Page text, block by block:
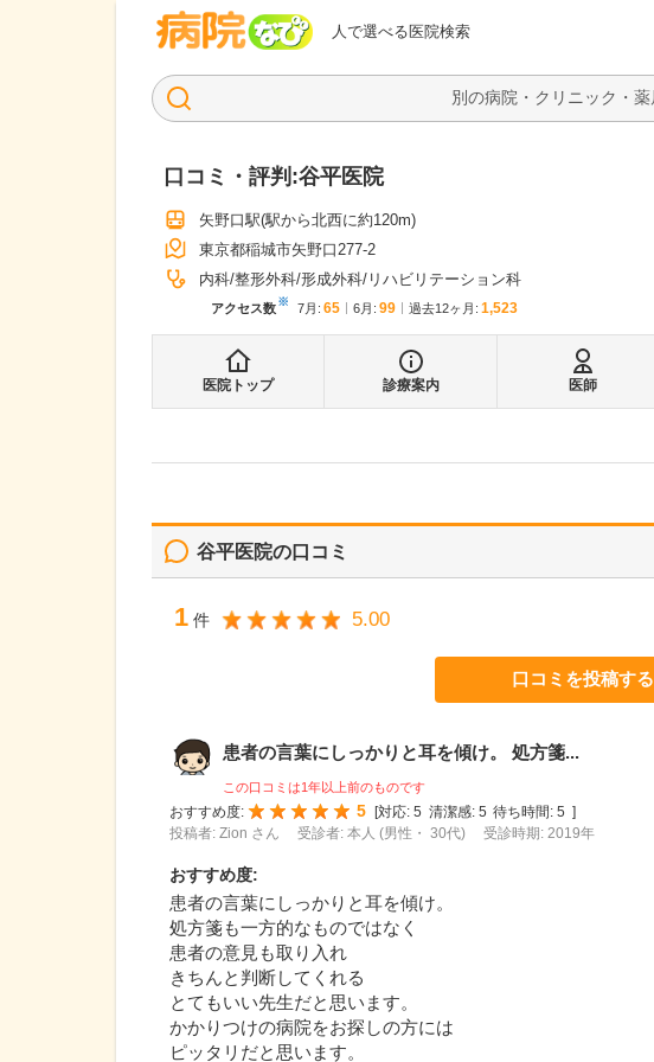
人で選べる医院検索
病院なび
口コミ・評判:谷平医院
矢野口駅(駅から北西に約120m)
東京都稲城市矢野口277-2
内科 整形外科 形成外科 リハビリテーション科
アクセス数※ 7月 : 65 6月 : 99 過去12ヶ月: 1,523
医院トップ 診療案内 医師
谷平医院の口コミ
1 件 5.00
口コミを投稿する
患者の言葉にしっかりと耳を傾け。 処方箋...
この口コミは1年以上前のものです
おすすめ度:
5 [対応: 5 清潔感: 5 待ち時間: 5 ]
投稿者: Zion さん
受診者: 本人 (男性・ 30代) 受診時期: 2019年
おすすめ度:
患者の言葉にしっかりと耳を傾け。
処方箋も一方的なものではなく
患者の意見も取り入れ
きちんと判断してくれる
とてもいい先生だと思います。
かかりつけの病院をお探しの方には
ピッタリだと思います。